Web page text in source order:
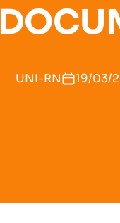
UNI-RN 19/03/